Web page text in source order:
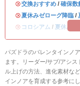
・交換おすすめ / 確保数
・夏休みゼローグ降臨 /
・ コロシアム / 夏休みワ
パズドラのバレンタインノ
ます。リーダー/サブ/アシ
ル上げの方法、進化素材な
インノアを育成する参考に